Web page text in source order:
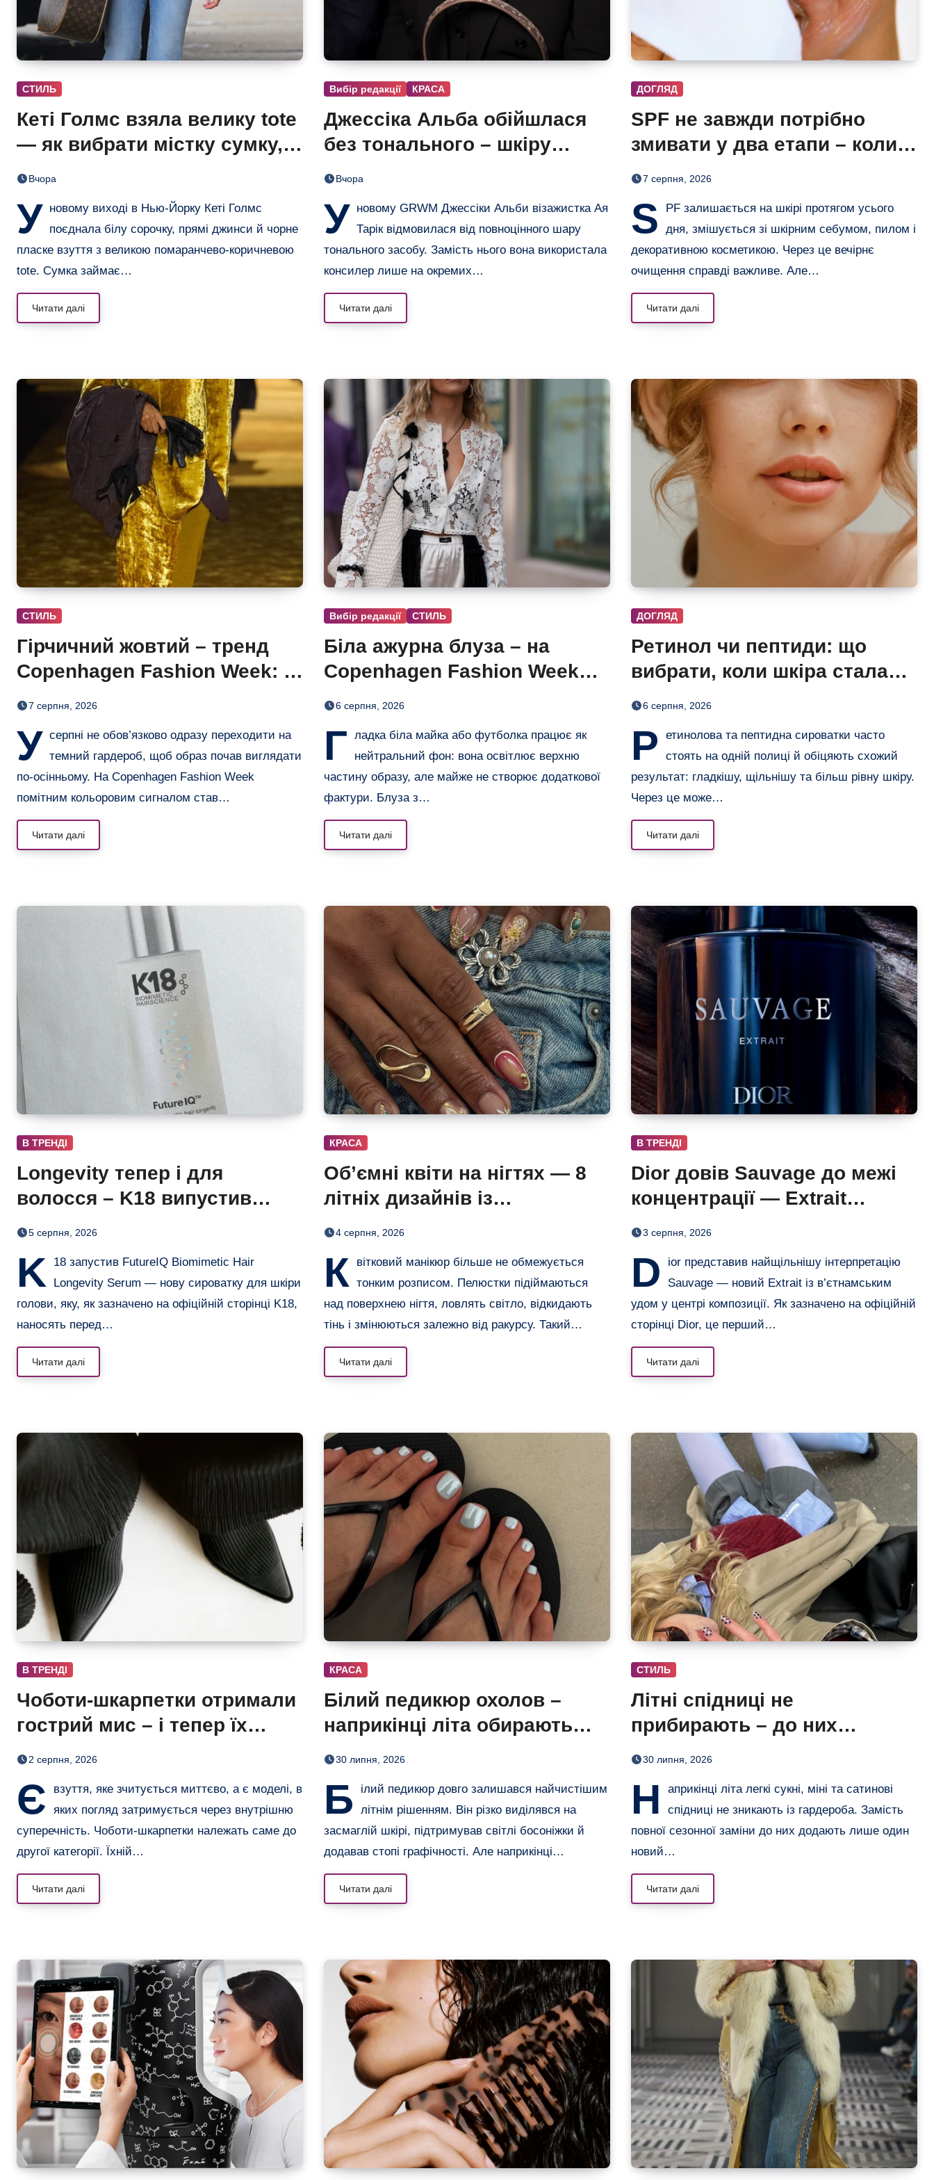
СТИЛЬ
Кеті Голмс взяла велику tote
— як вибрати містку сумку,
що не виглядає громіздкою
Вчора
У новому виході в Нью-Йорку Кеті Голмс
поєднала білу сорочку, прямі джинси й чорне
пласке взуття з великою помаранчево-коричневою
tote. Сумка займає…
Читати далі
Вибір редакції КРАСА
Джессіка Альба обійшлася
без тонального – шкіру
вирівняли лише консилером
Вчора
У новому GRWM Джессіки Альби візажистка Ая
Тарік відмовилася від повноцінного шару
тонального засобу. Замість нього вона використала
консилер лише на окремих…
Читати далі
ДОГЛЯД
SPF не завжди потрібно
змивати у два етапи – коли
одного очищення достатньо
7 серпня, 2026
S
PF залишається на шкірі протягом усього
дня, змішується зі шкірним себумом, пилом і
декоративною косметикою. Через це вечірнє
очищення справді важливе. Але…
Читати далі
СТИЛЬ
Гірчичний жовтий – тренд
Copenhagen Fashion Week: 6
образів, що переводять літо
7 серпня, 2026
У серпні не обов’язково одразу переходити на
темний гардероб, щоб образ почав виглядати
по-осінньому. На Copenhagen Fashion Week
помітним кольоровим сигналом став…
Читати далі
Вибір редакції СТИЛЬ
Біла ажурна блуза – на
Copenhagen Fashion Week
показали тренд цього літа
6 серпня, 2026
Г ладка біла майка або футболка працює як
нейтральний фон: вона освітлює верхню
частину образу, але майже не створює додаткової
фактури. Блуза з…
Читати далі
ДОГЛЯД
Ретинол чи пептиди: що
вибрати, коли шкіра стала
нерівною і чутливою
6 серпня, 2026
Р
етинолова та пептидна сироватки часто
стоять на одній полиці й обіцяють схожий
результат: гладкішу, щільнішу та більш рівну шкіру.
Через це може…
Читати далі
В ТРЕНДІ
Longevity тепер і для
волосся – K18 випустив
нічну сироватку FutureIQ
5 серпня, 2026
K
18 запустив FutureIQ Biomimetic Hair
Longevity Serum — нову сироватку для шкіри
голови, яку, як зазначено на офіційній сторінці K18,
наносять перед…
Читати далі
КРАСА
Об’ємні квіти на нігтях — 8
літніх дизайнів із
неймовірним 3D-ефектом
4 серпня, 2026
К
вітковий манікюр більше не обмежується
тонким розписом. Пелюстки підіймаються
над поверхнею нігтя, ловлять світло, відкидають
тінь і змінюються залежно від ракурсу. Такий…
Читати далі
В ТРЕНДІ
Dior довів Sauvage до межі
концентрації — Extrait
дозріває 42 дні
3 серпня, 2026
D
ior представив найщільнішу інтерпретацію
Sauvage — новий Extrait із в’єтнамським
удом у центрі композиції. Як зазначено на офіційній
сторінці Dior, це перший…
Читати далі
В ТРЕНДІ
Чоботи-шкарпетки отримали
гострий мис – і тепер їх
хочеться роздивлятися
2 серпня, 2026
Є
взуття, яке зчитується миттєво, а є моделі, в
яких погляд затримується через внутрішню
суперечність. Чоботи-шкарпетки належать саме до
другої категорії. Їхній…
Читати далі
КРАСА
Білий педикюр охолов –
наприкінці літа обирають
сіро-блакитний
30 липня, 2026
Б
ілий педикюр довго залишався найчистішим
літнім рішенням. Він різко виділявся на
засмаглій шкірі, підтримував світлі босоніжки й
додавав стопі графічності. Але наприкінці…
Читати далі
СТИЛЬ
Літні спідниці не
прибирають – до них
додають кольорові колготки
30 липня, 2026
Н
априкінці літа легкі сукні, міні та сатинові
спідниці не зникають із гардероба. Замість
повної сезонної заміни до них додають лише один
новий…
Читати далі